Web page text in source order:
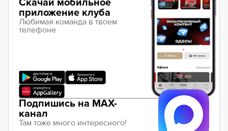
приложение клуба
Любимая команда в твоем
телефоне
Подпишись на MAX-
канал
Там тоже много интересного!